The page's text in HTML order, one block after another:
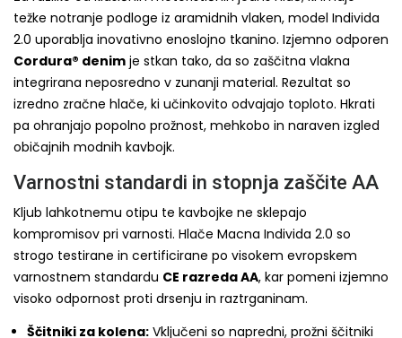
težke notranje podloge iz aramidnih vlaken, model Individa
2.0 uporablja inovativno enoslojno tkanino. Izjemno odporen
Cordura® denim je stkan tako, da so zaščitna vlakna
integrirana neposredno v zunanji material. Rezultat so
izredno zračne hlače, ki učinkovito odvajajo toploto. Hkrati
pa ohranjajo popolno prožnost, mehkobo in naraven izgled
običajnih modnih kavbojk.
Varnostni standardi in stopnja zaščite AA
Kljub lahkotnemu otipu te kavbojke ne sklepajo
kompromisov pri varnosti. Hlače Macna Individa 2.0 so
strogo testirane in certificirane po visokem evropskem
varnostnem standardu CE razreda AA, kar pomeni izjemno
visoko odpornost proti drsenju in raztrganinam.
Ščitniki za kolena: Vključeni so napredni, prožni ščitniki